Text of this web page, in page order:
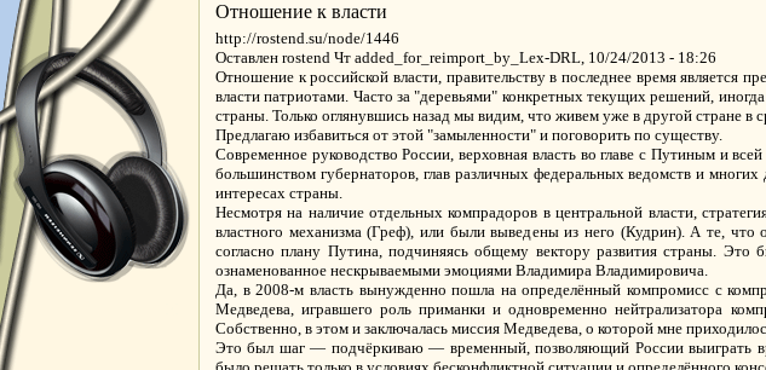
Отношение к власти
http://rostend.su/node/1446
Оставлен rostend Чт added_for_reimport_by_Lex-DRL, 10/24/2013 - 18:26
Отношение к российской власти, правительству в последнее время
власти патриотами. Часто за "деревьями" конкретных текущих решений,
страны. Только оглянувшись назад мы видим, что живем уже в другой стране в
Предлагаю избавиться от этой "замыленности" и поговорить по существу.
Современное руководство России, верховная власть во главе с Путиным и
большинством губернаторов, глав различных федеральных ведомств и
интересах страны.
Несмотря на наличие отдельных компрадоров в центральной власти,
властного механизма (Греф), или были выведены из него (Кудрин). А те,
согласно плану Путина, подчиняясь общему вектору развития страны. Это
ознаменованное нескрываемыми эмоциями Владимира Владимировича.
Да, в 2008-м власть вынужденно пошла на определённый компромисс с
Медведева, игравшего роль приманки и одновременно нейтрализатора
Собственно, в этом и заключалась миссия Медведева, о которой мне
Это был шаг — подчёркиваю — временный, позволяющий России выиграть